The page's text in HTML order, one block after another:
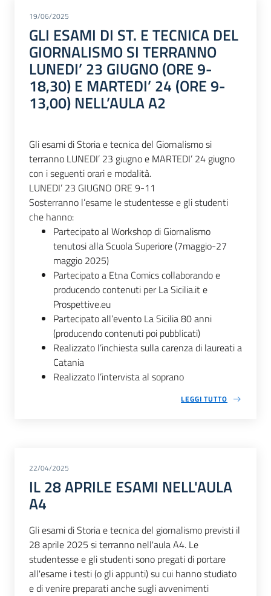
19/06/2025
GLI ESAMI DI ST. E TECNICA DEL
GIORNALISMO SI TERRANNO
LUNEDI’ 23 GIUGNO (ORE 9-
18,30) E MARTEDI’ 24 (ORE 9-
13,00) NELL’AULA A2
Gli esami di Storia e tecnica del Giornalismo si
terranno LUNEDI’ 23 giugno e MARTEDI’ 24 giugno
con i seguenti orari e modalità.
LUNEDI’ 23 GIUGNO ORE 9-11
Sosterranno l’esame le studentesse e gli studenti
che hanno:
Partecipato al Workshop di Giornalismo
tenutosi alla Scuola Superiore (7maggio-27
maggio 2025)
Partecipato a Etna Comics collaborando e
producendo contenuti per La Sicilia.it e
Prospettive.eu
Partecipato all’evento La Sicilia 80 anni
(producendo contenuti poi pubblicati)
Realizzato l’inchiesta sulla carenza di laureati a
Catania
Realizzato l’intervista al soprano
LEGGI TUTTO
22/04/2025
IL 28 APRILE ESAMI NELL'AULA
A4
Gli esami di Storia e tecnica del giornalismo previsti il
28 aprile 2025 si terranno nell'aula A4. Le
studentesse e gli studenti sono pregati di portare
all'esame i testi (o gli appunti) su cui hanno studiato
e di venire preparati anche sugli avvenimenti